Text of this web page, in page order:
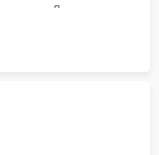
Диагностика
и целостности